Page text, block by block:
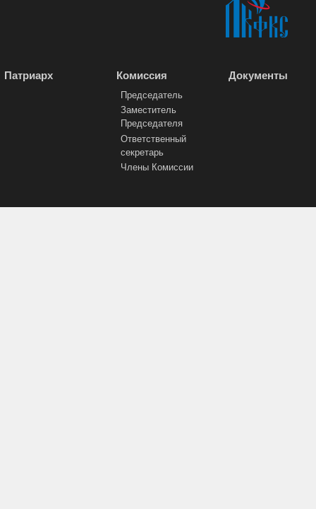
Патриарх Комиссия
Председатель
Заместитель
Председателя
Ответственный
секретарь
Члены Комиссии
Документы